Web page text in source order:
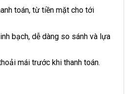
toán, từ tiền mặt cho tới
bạch, dễ dàng so sánh và lựa
mái trước khi thanh toán.